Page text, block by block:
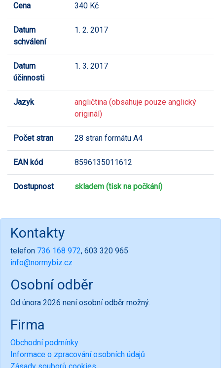
Cena 340 Kč
Datum
schválení
1. 2. 2017
Datum
účinnosti
1. 3. 2017
Jazyk
angličtina (obsahuje pouze anglický
originál)
Počet stran 28 stran formátu A4
EAN kód 8596135011612
Dostupnost skladem (tisk na počkání)
Kontakty
telefon 736 168 972, 603 320 965
info@normybiz.cz
Osobní odběr
Od února 2026 není osobní odběr možný.
Firma
Obchodní podmínky
Informace o zpracování osobních údajů
Zásady souborů cookies